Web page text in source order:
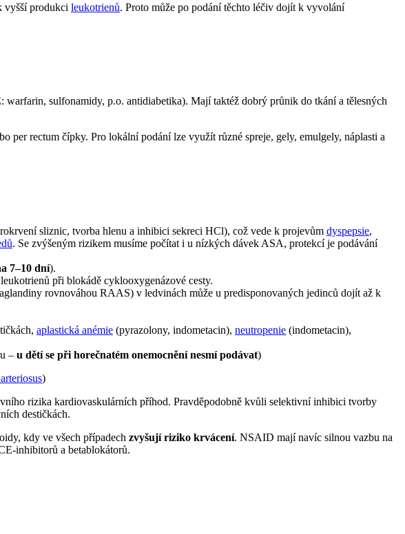
vyšší produkci leukotrienů. Proto může po podání těchto léčiv dojít k vyvolání
warfarin, sulfonamidy, p.o. antidiabetika). Mají taktéž dobrý průnik do tkání a tělesných
per rectum čípky. Pro lokální podání lze využít různé spreje, gely, emulgely, náplasti a
sliznic, tvorba hlenu a inhibici sekreci HCl), což vede k projevům dyspepsie,
. Se zvýšeným rizikem musíme počítat i u nízkých dávek ASA, protekcí je podávání
7–10 dní).
při blokádě cyklooxygenázové cesty.
rovnováhou RAAS) v ledvinách může u predisponovaných jedinců dojít až k
aplastická anémie (pyrazolony, indometacin), neutropenie (indometacin),
– u dětí se při horečnatém onemocnění nesmí podávat)
)
rizika kardiovaskulárních příhod. Pravděpodobně kvůli selektivní inhibici tvorby
destičkách.
kdy ve všech případech zvyšují riziko krvácení. NSAID mají navíc silnou vazbu na
inhibitorů a betablokátorů.